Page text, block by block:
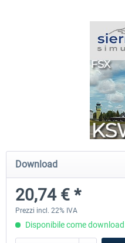
Mega Airport Frankfurt V2.0
Download
20,74 € *
Prezzi incl. 22% IVA
Disponibile come